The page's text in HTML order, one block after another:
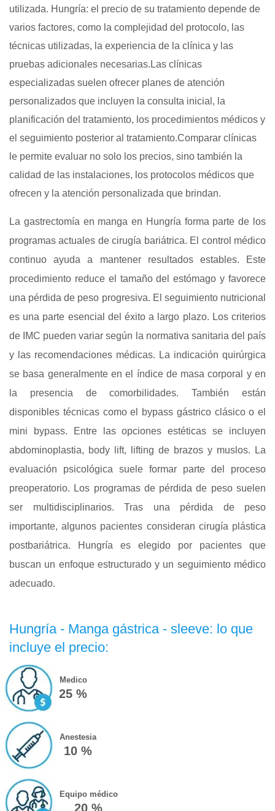
utilizada. Hungría: el precio de su tratamiento depende de
varios factores, como la complejidad del protocolo, las
técnicas utilizadas, la experiencia de la clínica y las
pruebas adicionales necesarias.Las clínicas
especializadas suelen ofrecer planes de atención
personalizados que incluyen la consulta inicial, la
planificación del tratamiento, los procedimientos médicos y
el seguimiento posterior al tratamiento.Comparar clínicas
le permite evaluar no solo los precios, sino también la
calidad de las instalaciones, los protocolos médicos que
ofrecen y la atención personalizada que brindan.
La gastrectomía en manga en Hungría forma parte de los
programas actuales de cirugía bariátrica. El control médico
continuo ayuda a mantener resultados estables. Este
procedimiento reduce el tamaño del estómago y favorece
una pérdida de peso progresiva. El seguimiento nutricional
es una parte esencial del éxito a largo plazo. Los criterios
de IMC pueden variar según la normativa sanitaria del país
y las recomendaciones médicas. La indicación quirúrgica
se basa generalmente en el índice de masa corporal y en
la presencia de comorbilidades. También están
disponibles técnicas como el bypass gástrico clásico o el
mini bypass. Entre las opciones estéticas se incluyen
abdominoplastia, body lift, lifting de brazos y muslos. La
evaluación psicológica suele formar parte del proceso
preoperatorio. Los programas de pérdida de peso suelen
ser multidisciplinarios. Tras una pérdida de peso
importante, algunos pacientes consideran cirugía plástica
postbariátrica. Hungría es elegido por pacientes que
buscan un enfoque estructurado y un seguimiento médico
adecuado.
Hungría - Manga gástrica - sleeve: lo que
incluye el precio:
Medico
25 %
Anestesia
10 %
Equipo médico
20 %